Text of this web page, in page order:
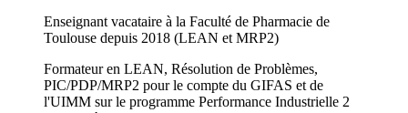
Enseignant vacataire à la Faculté de Pharmacie de
Toulouse depuis 2018 (LEAN et MRP2)
Formateur en LEAN, Résolution de Problèmes,
PIC/PDP/MRP2 pour le compte du GIFAS et de
l'UIMM sur le programme Performance Industrielle 2